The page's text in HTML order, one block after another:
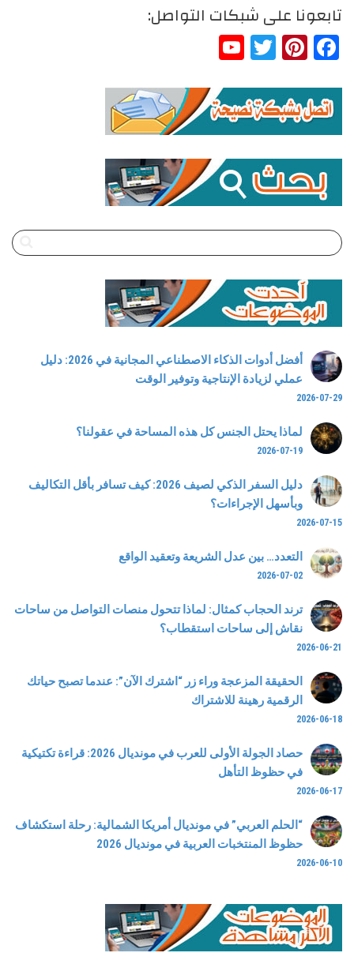
تابعونا على شبكات التواصل:
Facebook
Pinterest
Twitter
أفضل أدوات الذكاء الاصطناعي المجانية في 2026: دليل
عملي لزيادة الإنتاجية وتوفير الوقت
2026-07-29
لماذا يحتل الجنس كل هذه المساحة في عقولنا؟
2026-07-19
دليل السفر الذكي لصيف 2026: كيف تسافر بأقل التكاليف
وبأسهل الإجراءات؟
2026-07-15
التعدد… بين عدل الشريعة وتعقيد الواقع
2026-07-02
ترند الحجاب كمثال: لماذا تتحول منصات التواصل من ساحات
نقاش إلى ساحات استقطاب؟
2026-06-21
الحقيقة المزعجة وراء زر “اشترك الآن”: عندما تصبح حياتك
الرقمية رهينة للاشتراك
2026-06-18
حصاد الجولة الأولى للعرب في مونديال 2026: قراءة تكتيكية
في حظوظ التأهل
2026-06-17
“الحلم العربي” في مونديال أمريكا الشمالية: رحلة استكشاف
حظوظ المنتخبات العربية في مونديال 2026
2026-06-10